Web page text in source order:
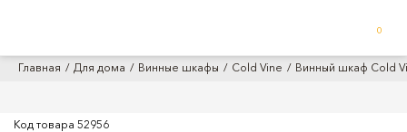
0
Главная Для дома Винные шкафы Cold Vine Винный шкаф Cold
Код товара 52956